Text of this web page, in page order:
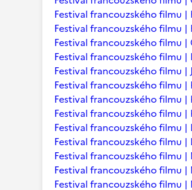
Festival francouzského filmu |
Festival francouzského filmu |
Festival francouzského filmu |
Festival francouzského filmu |
Festival francouzského filmu |
Festival francouzského filmu |
Festival francouzského filmu |
Festival francouzského filmu |
Festival francouzského filmu |
Festival francouzského filmu |
Festival francouzského filmu |
Festival francouzského filmu
Festival francouzského filmu |